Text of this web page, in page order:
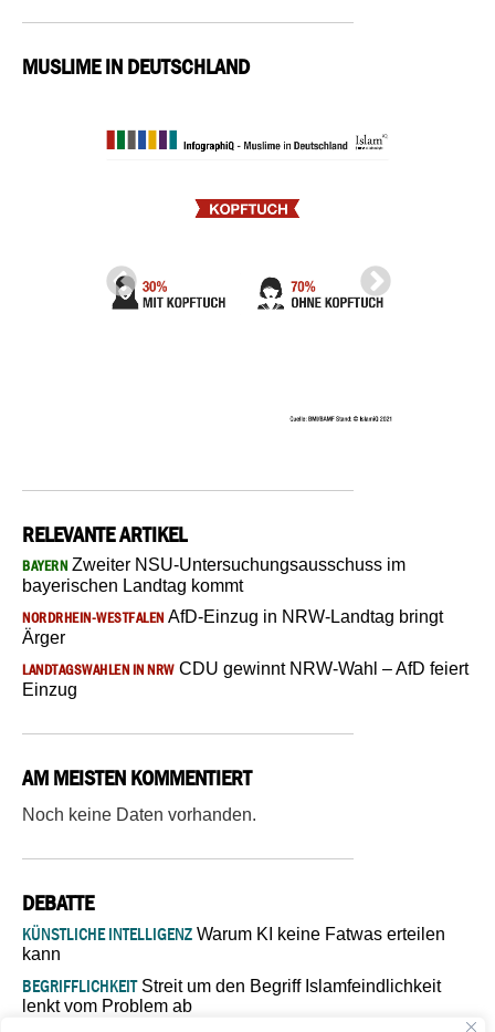
MUSLIME IN DEUTSCHLAND
RELEVANTE ARTIKEL
BAYERN Zweiter NSU-Untersuchungsausschuss im
bayerischen Landtag kommt
NORDRHEIN-WESTFALEN AfD-Einzug in NRW-Landtag bringt
Ärger
LANDTAGSWAHLEN IN NRWCDU gewinnt NRW-Wahl – AfD feiert
Einzug
AM MEISTEN KOMMENTIERT
Noch keine Daten vorhanden.
DEBATTE
KÜNSTLICHE INTELLIGENZ Warum KI keine Fatwas erteilen
kann
BEGRIFFLICHKEITStreit um den Begriff Islamfeindlichkeit
lenkt vom Problem ab